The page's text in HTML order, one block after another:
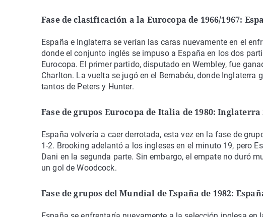
Fase de clasificación a la Eurocopa de 1966/1967:
España e Inglaterra se verían las caras nuevamente en el
donde el conjunto inglés se impuso a España en los dos
Eurocopa. El primer partido, disputado en Wembley, fue
Charlton. La vuelta se jugó en el Bernabéu, donde
tantos de Peters y Hunter.
Fase de grupos Eurocopa de Italia de 1980: Inglaterra
España volvería a caer derrotada, esta vez en la fase de
1-2. Brooking adelantó a los ingleses en el minuto 19, pero
Dani en la segunda parte. Sin embargo, el empate no duró
un gol de Woodcock.
Fase de grupos del Mundial de España de 1982: